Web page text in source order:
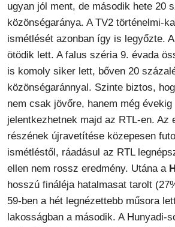
ugyan jól ment, de második hete 20
közönségaránya. A TV2 történelmi-
ismétlését azonban így is legyőzte.
ötödik lett. A falus széria 9. évada
is komoly siker lett, bőven 20
közönségaránnyal. Szinte biztos,
nem csak jövőre, hanem még
jelentkezhetnek majd az RTL-en. Az
részének újravetítése közepesen
ismétléstől, ráadásul az RTL
ellen nem rossz eredmény. Utána a
hosszú fináléja hatalmasat tarolt
59-ben a hét legnézettebb műsora
lakosságban a második. A Hunyadi-